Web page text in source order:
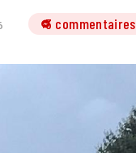
3 commentaires